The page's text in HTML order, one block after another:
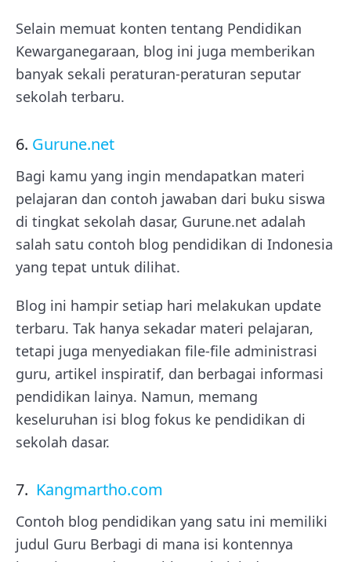
Selain memuat konten tentang Pendidikan
Kewarganegaraan, blog ini juga memberikan
banyak sekali peraturan-peraturan seputar
sekolah terbaru.
6. Gurune.net
Bagi kamu yang ingin mendapatkan materi
pelajaran dan contoh jawaban dari buku siswa
di tingkat sekolah dasar, Gurune.net adalah
salah satu contoh blog pendidikan di Indonesia
yang tepat untuk dilihat.
Blog ini hampir setiap hari melakukan update
terbaru. Tak hanya sekadar materi pelajaran,
tetapi juga menyediakan file-file administrasi
guru, artikel inspiratif, dan berbagai informasi
pendidikan lainya. Namun, memang
keseluruhan isi blog fokus ke pendidikan di
sekolah dasar.
7. Kangmartho.com
Contoh blog pendidikan yang satu ini memiliki
judul Guru Berbagi di mana isi kontennya